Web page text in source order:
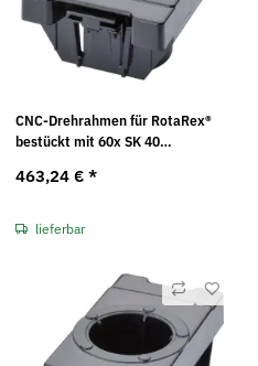
CNC-Drehrahmen für RotaRex®
bestückt mit 60x SK 40
(BxTxH): 74 x 103 x 17
463,24 € *
lieferbar